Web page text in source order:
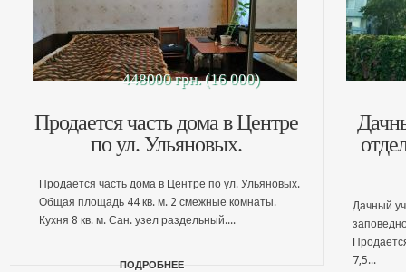
448000 грн. (16 000)
Продается часть дома в Центре
по ул. Ульяновых.
Продается часть дома в Центре по ул. Ульяновых.
Общая площадь 44 кв. м. 2 смежные комнаты.
Кухня 8 кв. м. Сан. узел раздельный....
ПОДРОБНЕЕ
Дачный
7,5...